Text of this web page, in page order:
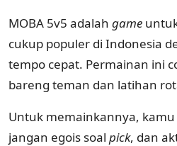
MOBA 5v5 adalah game
cukup populer di Indonesia
tempo cepat. Permainan ini
bareng teman dan latihan
Untuk memainkannya,
jangan egois soal pick, dan